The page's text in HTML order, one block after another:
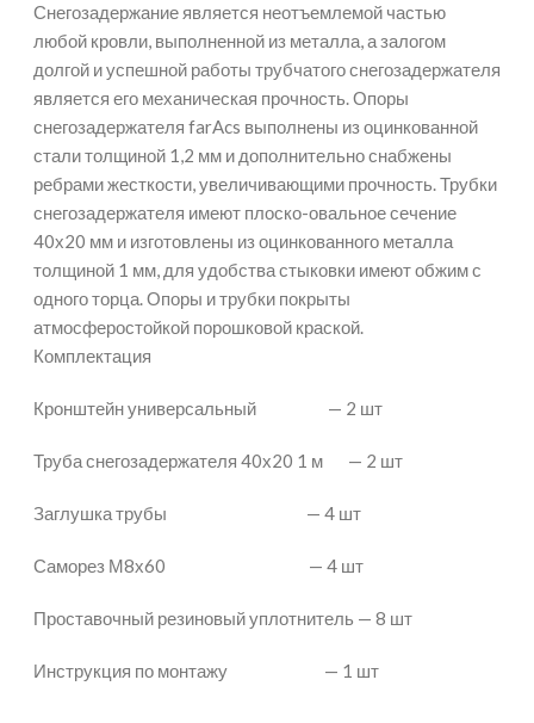
Снегозадержание является неотъемлемой частью
любой кровли, выполненной из металла, а залогом
долгой и успешной работы трубчатого снегозадержателя
является его механическая прочность. Опоры
снегозадержателя farAcs выполнены из оцинкованной
стали толщиной 1,2 мм и дополнительно снабжены
ребрами жесткости, увеличивающими прочность. Трубки
снегозадержателя имеют плоско-овальное сечение
40х20 мм и изготовлены из оцинкованного металла
толщиной 1 мм, для удобства стыковки имеют обжим с
одного торца. Опоры и трубки покрыты
атмосферостойкой порошковой краской.
Комплектация
Кронштейн универсальный — 2 шт
Труба снегозадержателя 40х20 1 м — 2 шт
Заглушка трубы — 4 шт
Саморез М8х60 — 4 шт
Проставочный резиновый уплотнитель — 8 шт
Инструкция по монтажу — 1 шт